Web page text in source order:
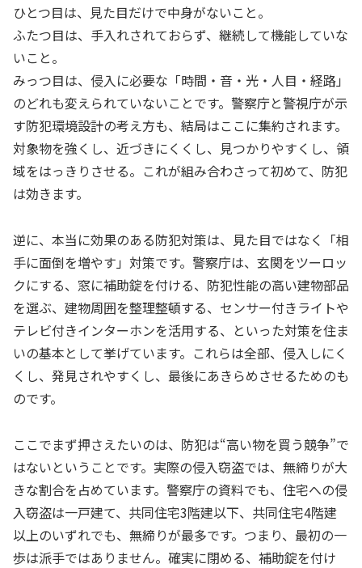
ひとつ目は、見た目だけで中身がないこと。
ふたつ目は、手入れされておらず、継続して機能していな
いこと。
みっつ目は、侵入に必要な「時間・音・光・人目・経路」
のどれも変えられていないことです。警察庁と警視庁が示
す防犯環境設計の考え方も、結局はここに集約されます。
対象物を強くし、近づきにくくし、見つかりやすくし、領
域をはっきりさせる。これが組み合わさって初めて、防犯
は効きます。
逆に、本当に効果のある防犯対策は、見た目ではなく「相
手に面倒を増やす」対策です。警察庁は、玄関をツーロッ
クにする、窓に補助錠を付ける、防犯性能の高い建物部品
を選ぶ、建物周囲を整理整頓する、センサー付きライトや
テレビ付きインターホンを活用する、といった対策を住ま
いの基本として挙げています。これらは全部、侵入しにく
くし、発見されやすくし、最後にあきらめさせるためのも
のです。
ここでまず押さえたいのは、防犯は“高い物を買う競争”で
はないということです。実際の侵入窃盗では、無締りが大
きな割合を占めています。警察庁の資料でも、住宅への侵
入窃盗は一戸建て、共同住宅3階建以下、共同住宅4階建
以上のいずれでも、無締りが最多です。つまり、最初の一
歩は派手ではありません。確実に閉める、補助錠を付け